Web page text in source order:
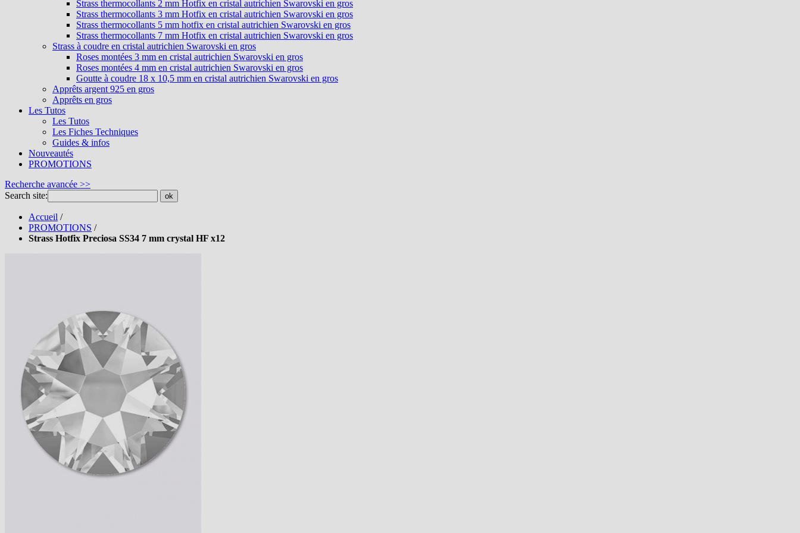
Strass thermocollants 2 mm Hotfix en cristal autrichien Swarovski en gros
Strass thermocollants 3 mm Hotfix en cristal autrichien Swarovski en gros
Strass thermocollants 5 mm hotfix en cristal autrichien Swarovski en gros
Strass thermocollants 7 mm Hotfix en cristal autrichien Swarovski en gros
Strass à coudre en cristal autrichien Swarovski en gros
Roses montées 3 mm en cristal autrichien Swarovski en gros
Roses montées 4 mm en cristal autrichien Swarovski en gros
Goutte à coudre 18 x 10,5 mm en cristal autrichien Swarovski en gros
Apprêts argent 925 en gros
Apprêts en gros
Les Tutos
Les Tutos
Les Fiches Techniques
Guides & infos
Nouveautés
PROMOTIONS
Recherche avancée >>
Search site:
ok
Accueil /
PROMOTIONS /
Strass Hotfix Preciosa SS34 7 mm crystal HF x12